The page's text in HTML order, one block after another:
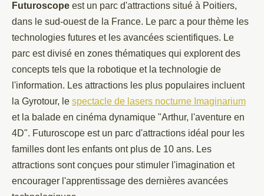
Futuroscope est un parc d'attractions situé à Poitiers,
dans le sud-ouest de la France. Le parc a pour thème les
technologies futures et les avancées scientifiques. Le
parc est divisé en zones thématiques qui explorent des
concepts tels que la robotique et la technologie de
l'information. Les attractions les plus populaires incluent
la Gyrotour, le spectacle de lasers nocturne Imaginarium
et la balade en cinéma dynamique "Arthur, l'aventure en
4D". Futuroscope est un parc d'attractions idéal pour les
familles dont les enfants ont plus de 10 ans. Les
attractions sont conçues pour stimuler l'imagination et
encourager l'apprentissage des dernières avancées